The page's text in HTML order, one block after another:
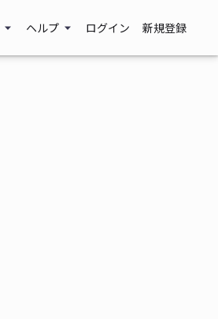
ヘルプ ログイン 新規登録